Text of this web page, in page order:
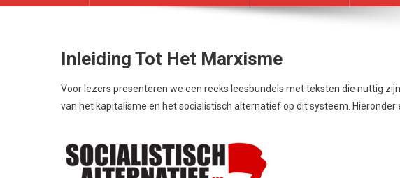
Inleiding Tot Het Marxisme
Voor lezers presenteren we een reeks leesbundels met teksten die nuttig
van het kapitalisme en het socialistisch alternatief op dit systeem. Hieronder